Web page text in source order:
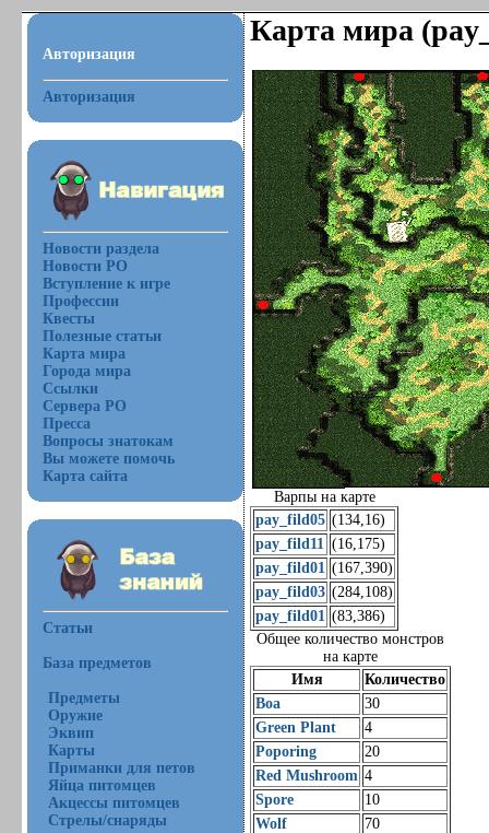
Авторизация
Авторизация
Новости раздела
Новости РО
Вступление к игре
Профессии
Квесты
Полезные статьи
Карта мира
Города мира
Ссылки
Сервера РО
Пресса
Вопросы знатокам
Вы можете помочь
Карта сайта
Статьи
База предметов
Предметы
Оружие
Эквип
Карты
Приманки для петов
Яйца питомцев
Акцессы питомцев
Стрелы/снаряды
Карта мира
Варпы на карте
pay_fild05 (134,16)
pay_fild11
(16,175)
pay_fild01
(167,390)
pay_fild03 (284,108)
pay_fild01
(83,386)
Общее количество монстров
на карте
Имя
Количество
Boa
30
Green Plant
4
Poporing
20
Red Mushroom 4
Spore
10
Wolf
70